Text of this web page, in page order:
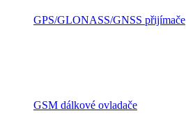
GPS/GLONASS/GNSS přijímače
GSM dálkové ovladače